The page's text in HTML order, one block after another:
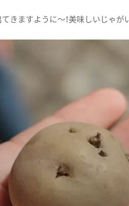
きますように〜！美味しいじゃが